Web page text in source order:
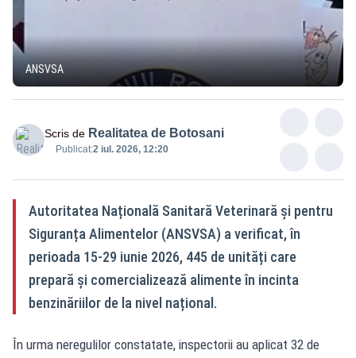
ANSVSA
Scris de Realitatea de Botosani
Publicat:2 iul. 2026, 12:20
Autoritatea Națională Sanitară Veterinară și pentru
Siguranța Alimentelor (ANSVSA) a verificat, în
perioada 15-29 iunie 2026, 445 de unități care
prepară și comercializează alimente în incinta
benzinăriilor de la nivel național.
În urma neregulilor constatate, inspectorii au aplicat 32 de